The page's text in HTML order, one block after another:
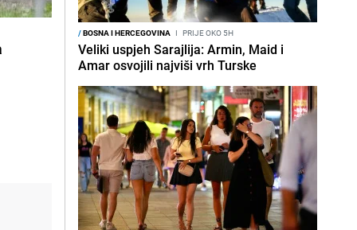
/BOSNA I HERCEGOVINA I PRIJE OKO 5H
Veliki uspjeh Sarajlija: Armin, Maid i
Amar osvojili najviši vrh Turske